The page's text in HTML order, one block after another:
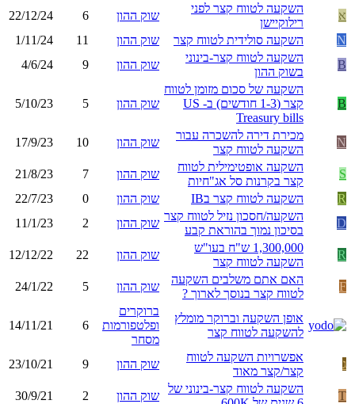
א
השקעה לטווח קצר לפני
רילוקיישן
שוק ההון 6
22/12/24
N
השקעה סולידית לטווח קצר שוק ההון 11
1/11/24
B
השקעה לטווח קצר-בינוני
בשוק ההון
שוק ההון 9
4/6/24
B
השקעה של סכום מזומן לטווח
קצר (1-3 חודשים) ב- US
Treasury bills
שוק ההון 5
5/10/23
N
מכירת דירה להשכרה עבור
השקעה לטווח קצר
שוק ההון 10
17/9/23
S
השקעה אופטימילית לטווח
קצר בקרנות סל אג"חיות
שוק ההון 7
21/8/23
R
השקעה לטווח קצר בIB שוק ההון 0
22/7/23
D
השקעה/חסכון נזיל לטווח קצר
בסיכון נמוך בהוראת קבע
שוק ההון 2
11/1/23
R
1,300,000 ש"ח בעו"ש
השקעה לטווח קצר
שוק ההון 22
12/12/22
F
האם אתם משלבים השקעה
לטווח קצר בנוסך לארוך ?
שוק ההון 5
24/1/22
אופן השקעה וברוקר מומלץ
להשקעה לטווח קצר
ברוקרים
ופלטפורמות
מסחר
6
14/11/21
ג
אפשרויות השקעה לטווח
קצר/קצר מאוד
שוק ההון 9
23/10/21
T
השקעה לטווח קצר-בינוני של
שוק ההון 2
30/9/21